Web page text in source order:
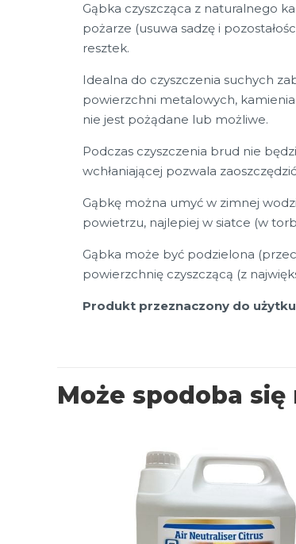
Gąbka czyszcząca z naturalnego
pożarze (usuwa sadzę i
resztek.
Idealna do czyszczenia suchych
powierzchni metalowych,
nie jest pożądane lub możliwe.
Podczas czyszczenia brud nie
wchłaniającej pozwala
Gąbkę można umyć w zimnej
powietrzu, najlepiej w siatce (w
Gąbka może być podzielona
powierzchnię czyszczącą (z
Produkt przeznaczony do
Może spodoba